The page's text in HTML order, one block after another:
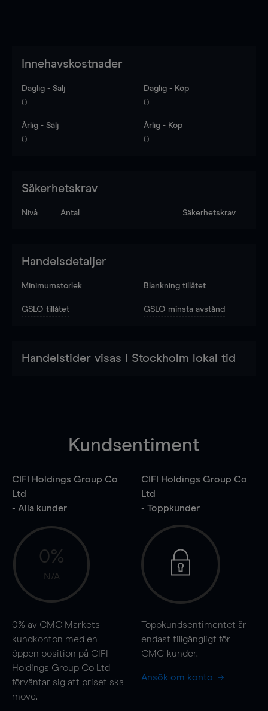
Innehavskostnader
Daglig - Sälj
0
Daglig - Köp
0
Årlig - Sälj
0
Årlig - Köp
0
Säkerhetskrav
Nivå Antal Säkerhetskrav
Handelsdetaljer
Minimumstorlek Blankning tillåtet
GSLO tillåtet GSLO minsta avstånd
Handelstider visas i Stockholm lokal tid
Kundsentiment
CIFI Holdings Group Co
Ltd
- Alla kunder
0%
N/A
0% av CMC Markets
kundkonton med en
öppen position på CIFI
Holdings Group Co Ltd
förväntar sig att priset ska
move.
CIFI Holdings Group Co
Ltd
- Toppkunder
Toppkundsentimentet är
endast tillgängligt för
CMC-kunder.
Ansök om konto